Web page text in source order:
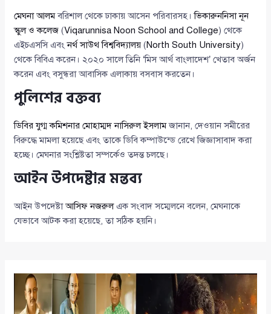
মেঘনা আলমবরিশাল থেকে ঢাকায় আসেন পরিবারসহ।ভিকারুননিসা নূন
স্কুল ও কলেজ (Viqarunnisa Noon School and College) থেকে
এইচএসসি এবংনর্থ সাউথ বিশ্ববিদ্যালয় (North South University)
থেকে বিবিএ করেন। ২০২০ সালে তিনি ‘মিস আর্থ বাংলাদেশ’ খেতাব অর্জন
করেন এবং বসুন্ধরা আবাসিক এলাকায় বসবাস করতেন।
পুলিশের বক্তব্য
ডিবির যুগ্ম কমিশনার মোহাম্মদ নাসিরুল ইসলামজানান, দেওয়ান সমীরের
বিরুদ্ধে মামলা হয়েছে এবং তাকে ডিবি কম্পাউন্ডে রেখে জিজ্ঞাসাবাদ করা
হচ্ছে। মেঘনার সংশ্লিষ্টতা সম্পর্কেও তদন্ত চলছে।
আইন উপদেষ্টার মন্তব্য
আইন উপদেষ্টাআসিফ নজরুলএক সংবাদ সম্মেলনে বলেন, মেঘনাকে
যেভাবে আটক করা হয়েছে, তা সঠিক হয়নি।